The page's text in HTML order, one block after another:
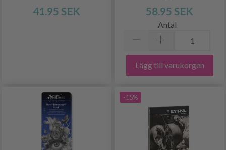
41.95 SEK 58.95 SEK
Antal
Lägg till varukorgen
-15%